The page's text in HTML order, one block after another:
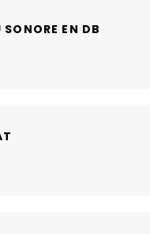
SONORE EN DB